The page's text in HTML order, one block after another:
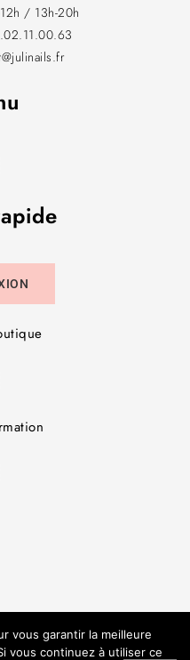
/ 13h-20h
Réalisation : V3RT
–
vous garantir la meilleure
vous continuez à utiliser ce